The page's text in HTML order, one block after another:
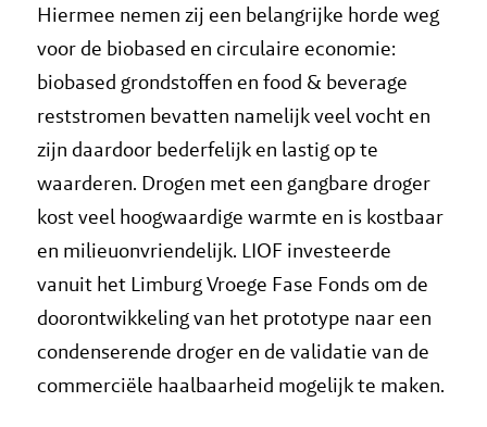
Hiermee nemen zij een belangrijke horde weg
voor de biobased en circulaire economie:
biobased grondstoffen en food & beverage
reststromen bevatten namelijk veel vocht en
zijn daardoor bederfelijk en lastig op te
waarderen. Drogen met een gangbare droger
kost veel hoogwaardige warmte en is kostbaar
en milieuonvriendelijk. LIOF investeerde
vanuit het Limburg Vroege Fase Fonds om de
doorontwikkeling van het prototype naar een
condenserende droger en de validatie van de
commerciële haalbaarheid mogelijk te maken.